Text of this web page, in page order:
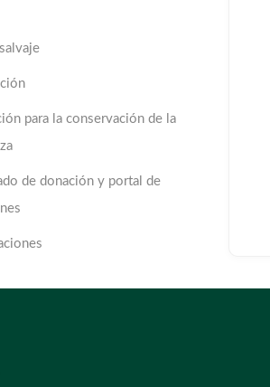
para la conservación de la
de donación y portal de